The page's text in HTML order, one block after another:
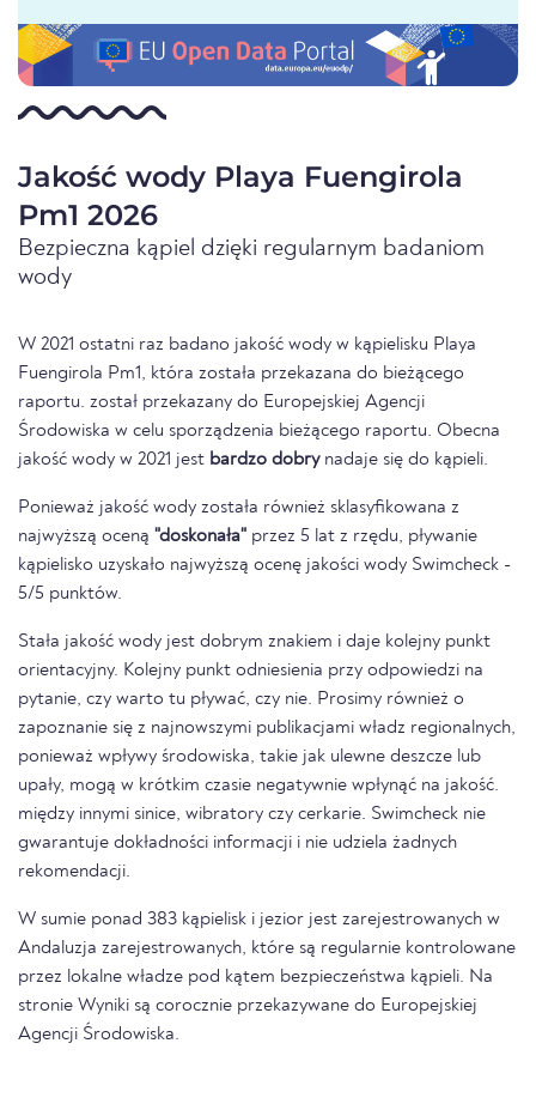
Jakość wody Playa Fuengirola
Pm1 2026
Bezpieczna kąpiel dzięki regularnym badaniom
wody
W 2021 ostatni raz badano jakość wody w kąpielisku Playa
Fuengirola Pm1, która została przekazana do bieżącego
raportu. został przekazany do Europejskiej Agencji
Środowiska w celu sporządzenia bieżącego raportu. Obecna
jakość wody w 2021 jest bardzo dobrynadaje się do kąpieli.
Ponieważ jakość wody została również sklasyfikowana z
najwyższą oceną "doskonała" przez 5 lat z rzędu, pływanie
kąpielisko uzyskało najwyższą ocenę jakości wody Swimcheck -
5/5 punktów.
Stała jakość wody jest dobrym znakiem i daje kolejny punkt
orientacyjny. Kolejny punkt odniesienia przy odpowiedzi na
pytanie, czy warto tu pływać, czy nie. Prosimy również o
zapoznanie się z najnowszymi publikacjami władz regionalnych,
ponieważ wpływy środowiska, takie jak ulewne deszcze lub
upały, mogą w krótkim czasie negatywnie wpłynąć na jakość.
między innymi sinice, wibratory czy cerkarie. Swimcheck nie
gwarantuje dokładności informacji i nie udziela żadnych
rekomendacji.
W sumie ponad 383 kąpielisk i jezior jest zarejestrowanych w
Andaluzja zarejestrowanych, które są regularnie kontrolowane
przez lokalne władze pod kątem bezpieczeństwa kąpieli. Na
stronie Wyniki są corocznie przekazywane do Europejskiej
Agencji Środowiska.